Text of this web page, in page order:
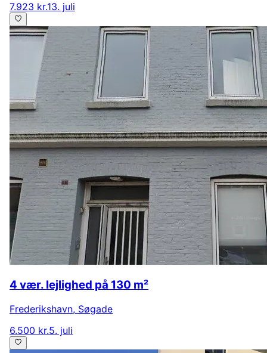
7.923 kr.13. juli
4 vær. lejlighed på 130 m²
Frederikshavn, Søgade
6.500 kr.5. juli